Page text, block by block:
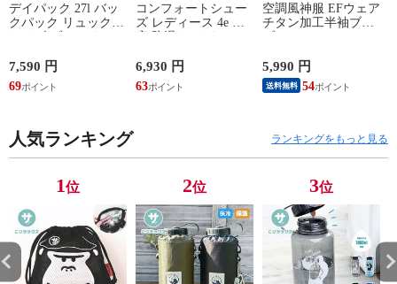
デイパック 27l バッ
クパック リュック
サイズ ブランド ロ
鞄 機内持ち込み 夏
スラッシャー
THRASHER r1929
7,590 円
69
コンフォートシュー
ズ レディース 4e 幅
広 防滑 サイドファ
シューズ 黒 トパー
ズ モア 靴 カジュア
ルシューズ 外反母趾
TOPAZ 1410
6,930 円
63
空調風神服 EFウェア
チタン加工半袖ブル
ゾン ベスト ファン
ジャケット 遮熱 作
業服 作業着 上着 ア
タックベース KF100
5,990 円
送料無料 54
人気ランキング ランキングをもっと見る
1位 2位 3位